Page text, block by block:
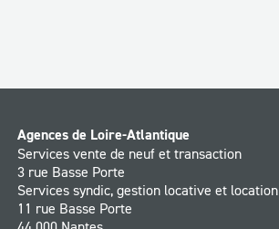
Agences de Loire-Atlantique
Services vente de neuf et transaction
3 rue Basse Porte
Services syndic, gestion locative et location
11 rue Basse Porte